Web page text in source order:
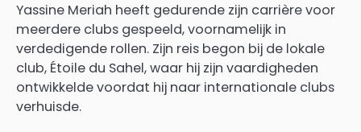
Yassine Meriah heeft gedurende zijn carrière voor
meerdere clubs gespeeld, voornamelijk in
verdedigende rollen. Zijn reis begon bij de lokale
club, Étoile du Sahel, waar hij zijn vaardigheden
ontwikkelde voordat hij naar internationale clubs
verhuisde.